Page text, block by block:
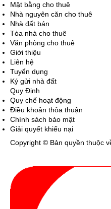
Mặt bằng cho thuê
Nhà nguyên căn cho thuê
Nhà đất bán
Tòa nhà cho thuê
Văn phòng cho thuê
Giới thiệu
Liên hệ
Tuyển dụng
Ký gửi nhà đất
Quy Định
Quy chế hoạt động
Điều khoản thỏa thuận
Chính sách bảo mật
Giải quyết khiếu nại
Copyright © Bản quyền thuộc